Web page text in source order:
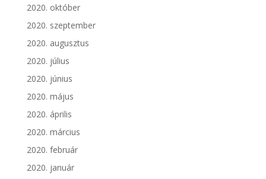
2020. október
2020. szeptember
2020. augusztus
2020. július
2020. június
2020. május
2020. április
2020. március
2020. február
2020. január